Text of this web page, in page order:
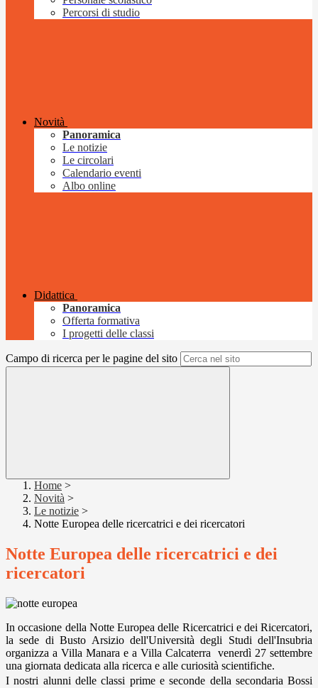
Percorsi di studio
Novità
Panoramica
Le notizie
Le circolari
Calendario eventi
Albo online
Didattica
Panoramica
Offerta formativa
I progetti delle classi
Campo di ricerca per le pagine del sito
Home >
Novità >
Le notizie >
Notte Europea delle ricercatrici e dei ricercatori
Notte Europea delle ricercatrici e dei
ricercatori
In occasione della Notte Europea delle Ricercatrici e dei Ricercatori,
la sede di Busto Arsizio dell'Università degli Studi dell'Insubria
organizza a Villa Manara e a Villa Calcaterra venerdì 27 settembre
una giornata dedicata alla ricerca e alle curiosità scientifiche.
I nostri alunni delle classi prime e seconde della secondaria Bossi